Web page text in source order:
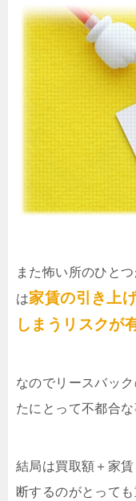
また怖い所のひと
は家賃の引き上
しまうリスクが
なのでリースバッ
たにとって不都合
結局は買取額＋家
断するのがとっても